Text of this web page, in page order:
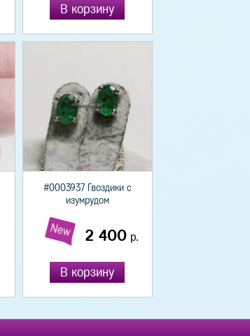
В корзину
#0003937 Гвоздики с
изумрудом
New 2 400р.
В корзину